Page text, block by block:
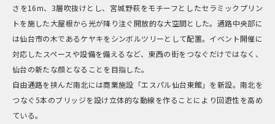
さを16m、3層吹抜けとし、宮城野萩をモチーフとしたセラミックプリン
トを施した大屋根から光が降り注ぐ開放的な大空間とした。通路中央部に
は仙台市の木であるケヤキをシンボルツリーとして配置。イベント開催に
対応したスペースや設備を備えるなど、東西の街をつなぐだけではなく、
仙台の新たな顔となることを目指した。
自由通路を挟んだ南北には商業施設「エスパル仙台東館」を新設。南北を
つなぐ5本のブリッジを設け立体的な動線を作ることにより回遊性を高め
ている。